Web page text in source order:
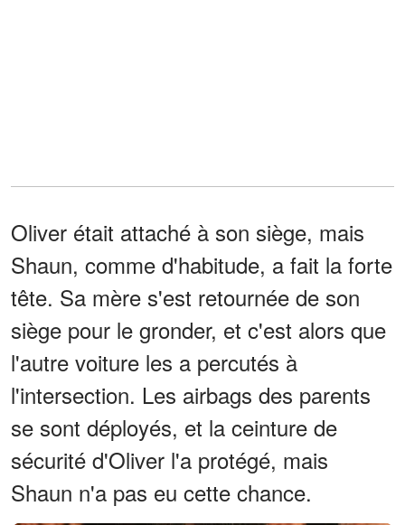
Oliver était attaché à son siège, mais
Shaun, comme d'habitude, a fait la forte
tête. Sa mère s'est retournée de son
siège pour le gronder, et c'est alors que
l'autre voiture les a percutés à
l'intersection. Les airbags des parents
se sont déployés, et la ceinture de
sécurité d'Oliver l'a protégé, mais
Shaun n'a pas eu cette chance.